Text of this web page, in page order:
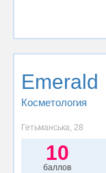
Emerald
Косметология
Гетьманська, 28
10
баллов